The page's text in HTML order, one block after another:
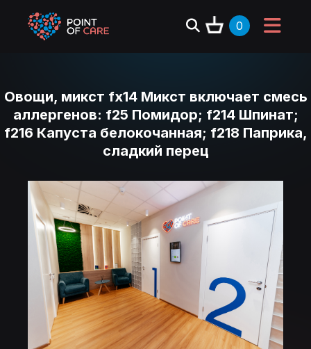
0
Овощи, микст fx14 Микст включает смесь
аллергенов: f25 Помидор; f214 Шпинат;
f216 Капуста белокочанная; f218 Паприка,
сладкий перец